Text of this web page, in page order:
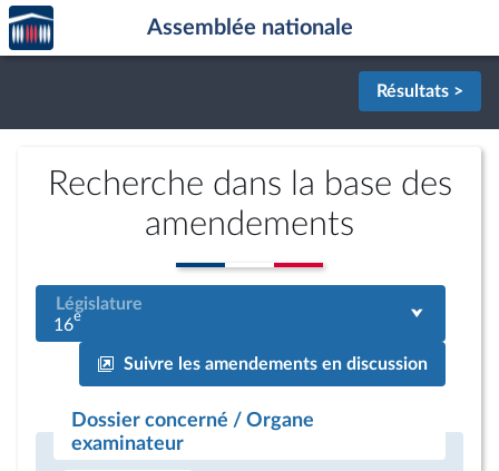
Aller au contenu
Aller en bas de la page
Accèder
à la
page
Assemblée nationale
Résultats >
Recherche dans la base des
amendements
Législature
16e
Suivre les amendements en discussion
Dossier concerné / Organe
examinateur